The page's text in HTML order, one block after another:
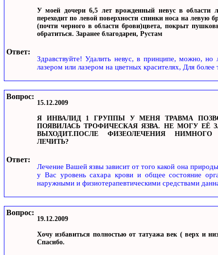
У моей дочери 6,5 лет врожденный невус в области
переходит по левой поверхности спинки носа на левую
(почти черного в области брови)цвета, покрыт
обратиться. Заранее благодарен, Рустам
Ответ:
Здравствуйте! Удалить невус, в принципе, можно,
лазером или лазером на цветных красителях, Для
Вопрос:
15.12.2009
Я ИНВАЛИД 1 ГРУППЫ У МЕНЯ ТРАВМА
ПОЯВИЛАСЬ ТРОФИЧЕСКАЯ ЯЗВА. НЕ МОГУ ЕЁ
ВЫХОДИТ.ПОСЛЕ ФИЗЕОЛЕЧЕНИЯ НИМНОГО
ЛЕЧИТЬ?
Ответ:
Лечение Вашей язвы зависит от того какой она
у Вас уровень сахара крови и общее состояние
наружными и физиотерапевтическими средствами
Вопрос:
19.12.2009
Хочу избавиться полностью от татуажа век ( верх и
Спасибо.